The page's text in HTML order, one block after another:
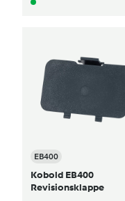
EB400
Kobold EB400
Revisionsklappe